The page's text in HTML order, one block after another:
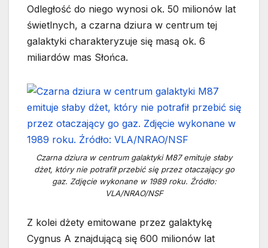
Odległość do niego wynosi ok. 50 milionów lat
świetlnych, a czarna dziura w centrum tej
galaktyki charakteryzuje się masą ok. 6
miliardów mas Słońca.
Czarna dziura w centrum galaktyki M87 emituje słaby
dżet, który nie potrafił przebić się przez otaczający go
gaz. Zdjęcie wykonane w 1989 roku. Źródło:
VLA/NRAO/NSF
Z kolei dżety emitowane przez galaktykę
Cygnus A znajdującą się 600 milionów lat